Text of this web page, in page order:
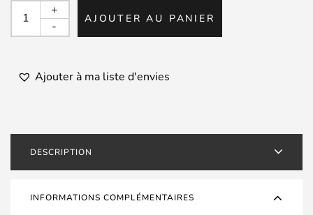
quantité
ROBERTS
MAX
-
+
AJOUTER AU PANIER
Ajouter à ma liste d'envies
DESCRIPTION
INFORMATIONS COMPLÉMENTAIRES